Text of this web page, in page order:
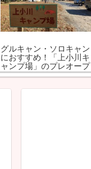
グルキャン・ソロキャン
におすすめ！「上小川キ
ャンプ場」のプレオープ
ンを調査！